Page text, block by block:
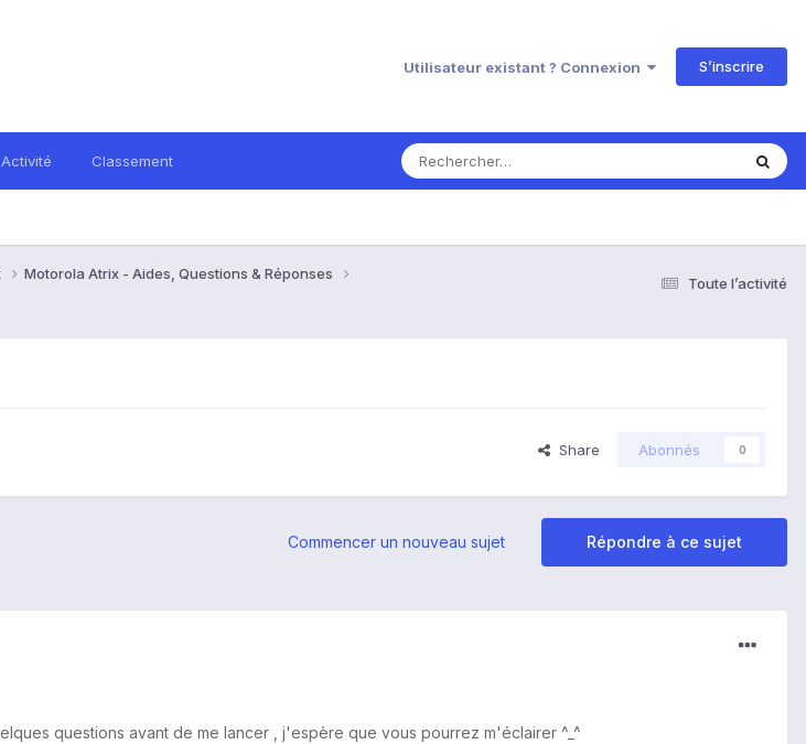
Utilisateur existant ? Connexion S’inscrire
Activité Classement
Toute l’activité
Motorola Atrix - Aides, Questions & Réponses
Share Abonnés 0
Répondre à ce sujet
Commencer un nouveau sujet
questions avant de me lancer , j'espère que vous pourrez m'éclairer ^_^